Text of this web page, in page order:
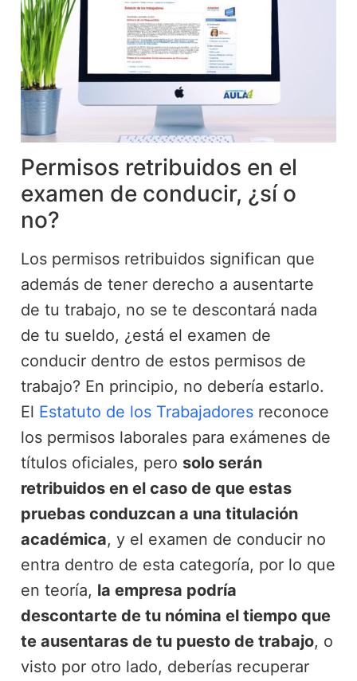
Permisos retribuidos en el
examen de conducir, ¿sí o
no?
Los permisos retribuidos significan que
además de tener derecho a ausentarte
de tu trabajo, no se te descontará nada
de tu sueldo, ¿está el examen de
conducir dentro de estos permisos de
trabajo? En principio, no debería estarlo.
El Estatuto de los Trabajadores reconoce
los permisos laborales para exámenes de
títulos oficiales, pero solo serán
retribuidos en el caso de que estas
pruebas conduzcan a una titulación
académica, y el examen de conducir no
entra dentro de esta categoría, por lo que
en teoría, la empresa podría
descontarte de tu nómina el tiempo que
te ausentaras de tu puesto de trabajo, o
visto por otro lado, deberías recuperar